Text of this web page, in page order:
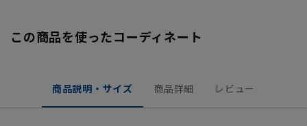
この商品を使ったコーディネート
商品説明・サイズ 商品詳細 レビュー